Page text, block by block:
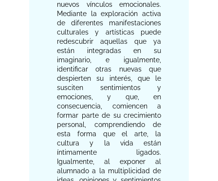
nuevos vínculos emocionales.
Mediante la exploración activa
de diferentes manifestaciones
culturales y artísticas puede
redescubrir aquellas que ya
están integradas en su
imaginario, e igualmente,
identificar otras nuevas que
despierten su interés, que le
susciten sentimientos y
emociones, y que, en
consecuencia, comiencen a
formar parte de su crecimiento
personal, comprendiendo de
esta forma que el arte, la
cultura y la vida están
íntimamente ligados.
Igualmente, al exponer al
alumnado a la multiplicidad de